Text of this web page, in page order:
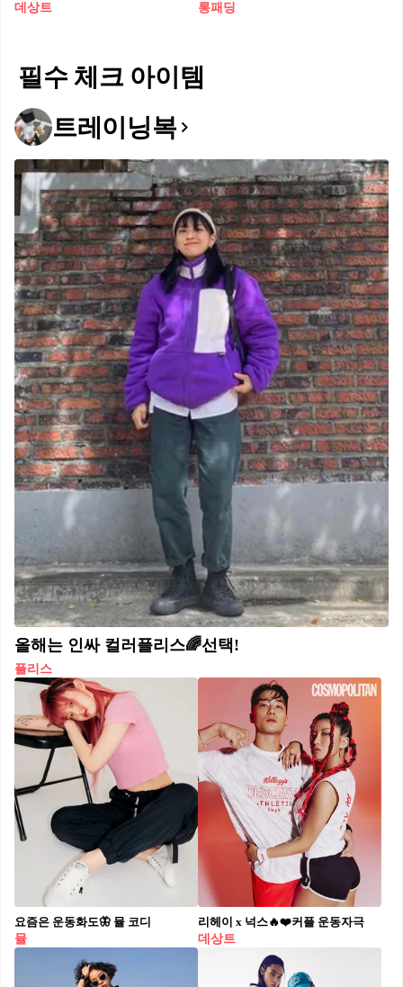
데상트
롱패딩
필수 체크 아이템
트레이닝복
올해는 인싸 컬러플리스🌈선택!
플리스
요즘은 운동화도🦋 뮬 코디
뮬
리헤이 x 넉스🔥❤️커플 운동자극
데상트